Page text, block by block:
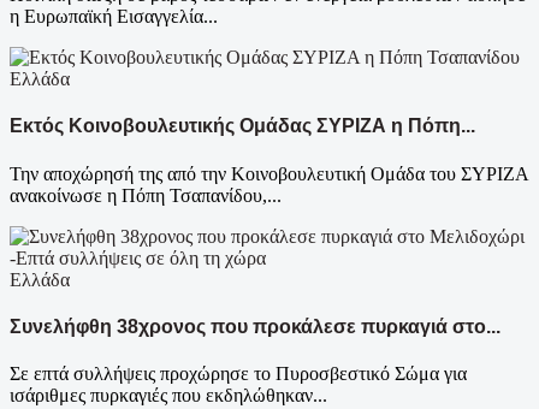
η Ευρωπαϊκή Εισαγγελία...
Ελλάδα
Εκτός Κοινοβουλευτικής Ομάδας ΣΥΡΙΖΑ η Πόπη...
Την αποχώρησή της από την Κοινοβουλευτική Ομάδα του ΣΥΡΙΖΑ
ανακοίνωσε η Πόπη Τσαπανίδου,...
Ελλάδα
Συνελήφθη 38χρονος που προκάλεσε πυρκαγιά στο...
Σε επτά συλλήψεις προχώρησε το Πυροσβεστικό Σώμα για
ισάριθμες πυρκαγιές που εκδηλώθηκαν...